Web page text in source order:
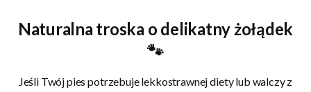
Naturalna troska o delikatny żołądek
🐾
Jeśli Twój pies potrzebuje lekkostrawnej diety lub walczy z